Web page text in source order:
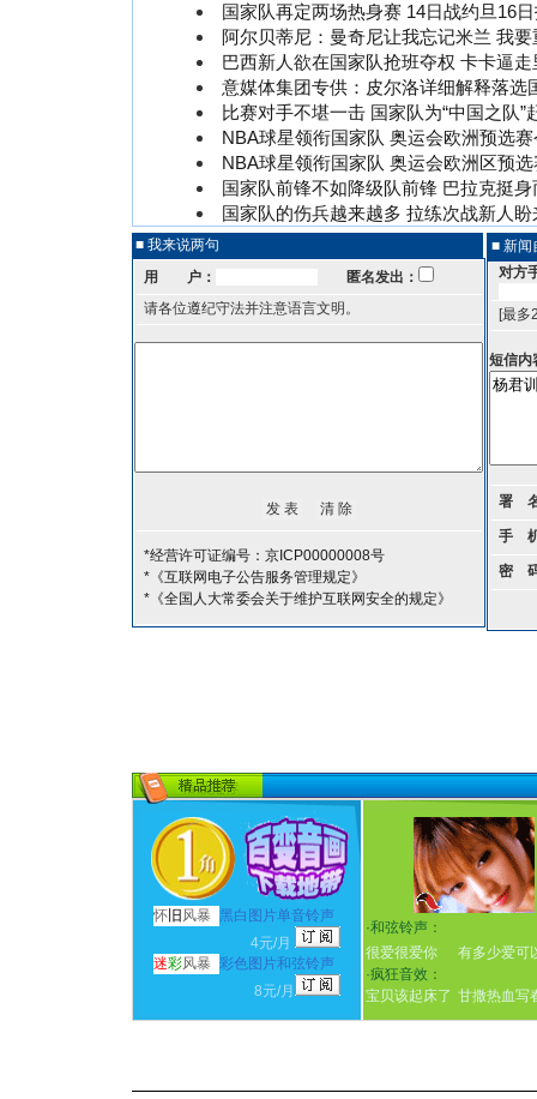
国家队再定两场热身赛 14日战约旦16
阿尔贝蒂尼：曼奇尼让我忘记米兰 我
巴西新人欲在国家队抢班夺权 卡卡逼
意媒体集团专供：皮尔洛详细解释落选
比赛对手不堪一击 国家队为“中国之队”
NBA球星领衔国家队 奥运会欧洲预选
NBA球星领衔国家队 奥运会欧洲区预
国家队前锋不如降级队前锋 巴拉克挺
国家队的伤兵越来越多 拉练次战新人
■ 我来说两句
用 户：
匿名发出：
请各位遵纪守法并注意语言文明。
*经营许可证编号：京ICP00000008号
*《互联网电子公告服务管理规定》
*《全国人大常委会关于维护互联网安全的规定》
■ 新闻
对方
[最多
短信内
署
手
密
怀 旧 风暴
黑白图片单音铃声
4元/月
迷彩风暴 彩色图片和弦铃声
8元/月
·和弦铃声：
很爱很爱你
有多少爱可
·疯狂音效：
宝贝该起床了 甘撒热血写